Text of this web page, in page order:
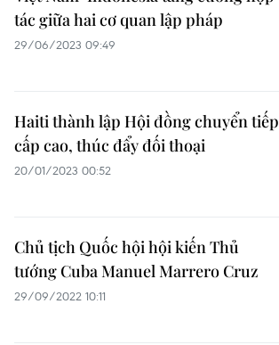
tác giữa hai cơ quan lập pháp
29/06/2023 09:49
Haiti thành lập Hội đồng chuyển tiếp
cấp cao, thúc đẩy đối thoại
20/01/2023 00:52
Chủ tịch Quốc hội hội kiến Thủ
tướng Cuba Manuel Marrero Cruz
29/09/2022 10:11